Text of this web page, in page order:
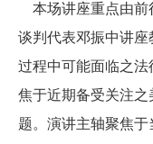
本场讲座重点由前
谈判代表邓振中讲
过程中可能面临之
焦于近期备受关注
题。演讲主轴聚焦